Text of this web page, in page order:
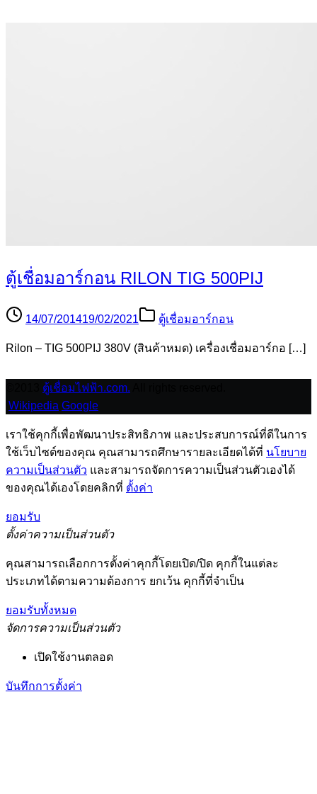
ตู้เชื่อมอาร์กอน RILON TIG 500PIJ
14/07/201419/02/2021 ตู้เชื่อมอาร์กอน
Rilon – TIG 500PIJ 380V (สินค้าหมด) เครื่องเชื่อมอาร์กอ […]
ตู้เชื่อมไฟฟ้า.com.
Wikipedia Google
เราใช้คุกกี้เพื่อพัฒนาประสิทธิภาพ และประสบการณ์ที่ดีในการ
ใช้เว็บไซต์ของคุณ คุณสามารถศึกษารายละเอียดได้ที่ นโยบาย
ความเป็นส่วนตัว และสามารถจัดการความเป็นส่วนตัวเองได้
ของคุณได้เองโดยคลิกที่ ตั้งค่า
ยอมรับ
ตั้งค่าความเป็นส่วนตัว
คุณสามารถเลือกการตั้งค่าคุกกี้โดยเปิด/ปิด คุกกี้ในแต่ละ
ประเภทได้ตามความต้องการ ยกเว้น คุกกี้ที่จำเป็น
ยอมรับทั้งหมด
จัดการความเป็นส่วนตัว
เปิดใช้งานตลอด
บันทึกการตั้งค่า